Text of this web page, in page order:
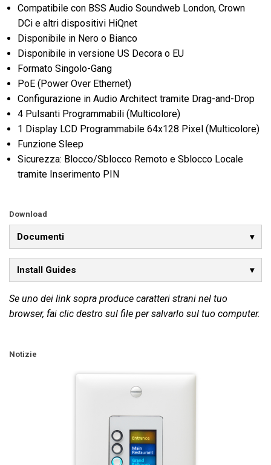
Compatibile con BSS Audio Soundweb London, Crown
DCi e altri dispositivi HiQnet
Disponibile in Nero o Bianco
Disponibile in versione US Decora o EU
Formato Singolo-Gang
PoE (Power Over Ethernet)
Configurazione in Audio Architect tramite Drag-and-Drop
4 Pulsanti Programmabili (Multicolore)
1 Display LCD Programmabile 64x128 Pixel (Multicolore)
Funzione Sleep
Sicurezza: Blocco/Sblocco Remoto e Sblocco Locale
tramite Inserimento PIN
Download
Documenti
Install Guides
Se uno dei link sopra produce caratteri strani nel tuo
browser, fai clic destro sul file per salvarlo sul tuo computer.
Notizie